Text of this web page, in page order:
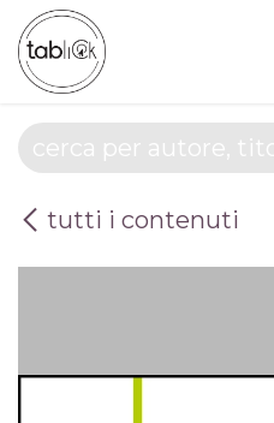
Passa al contenuto
tutti i contenuti